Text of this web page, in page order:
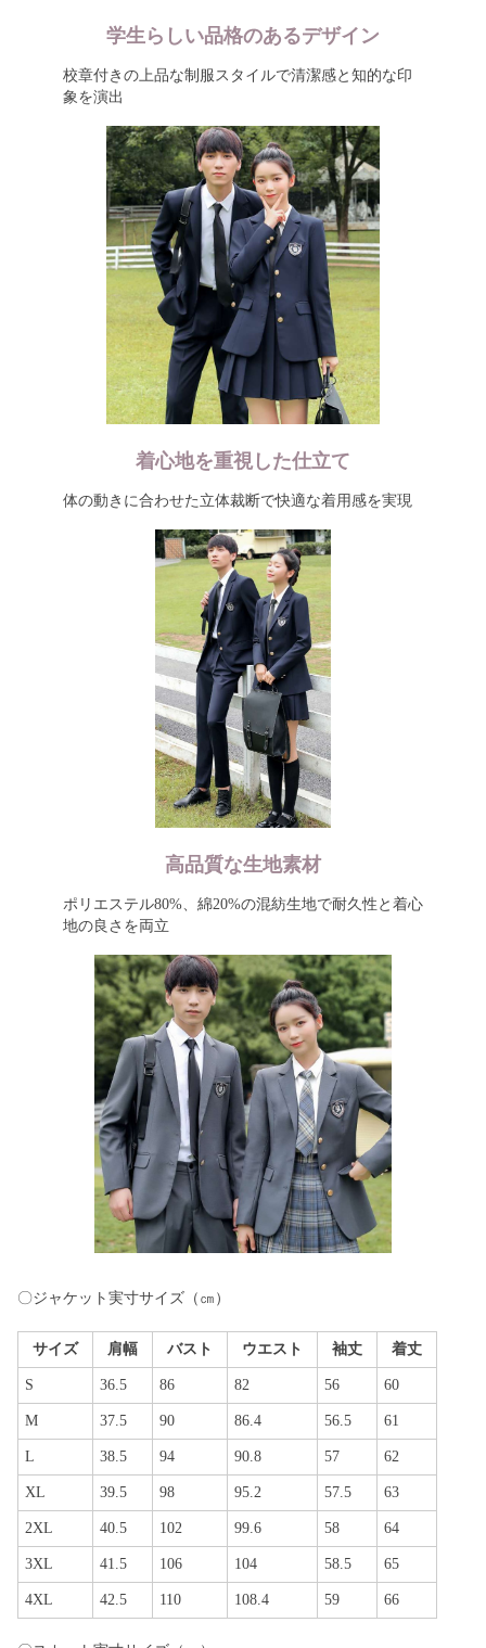
学生らしい品格のあるデザイン
校章付きの上品な制服スタイルで清潔感と知的な印
象を演出
着心地を重視した仕立て
体の動きに合わせた立体裁断で快適な着用感を実現
高品質な生地素材
ポリエステル80%、綿20%の混紡生地で耐久性と着心
地の良さを両立
〇ジャケット実寸サイズ（㎝）
サイズ 肩幅 バスト ウエスト 袖丈 着丈
S 36.5 86 82 56 60
M 37.5 90 86.4 56.5 61
L 38.5 94 90.8 57 62
XL 39.5 98 95.2 57.5 63
2XL 40.5 102 99.6 58 64
3XL 41.5 106 104 58.5 65
4XL 42.5 110 108.4 59 66